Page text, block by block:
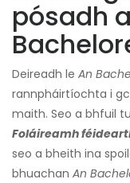
pósadh
Deireadh le An
rannpháirtíochta i
maith. Seo a bhfuil
Foláireamh
seo a bheith ina
bhuachan An